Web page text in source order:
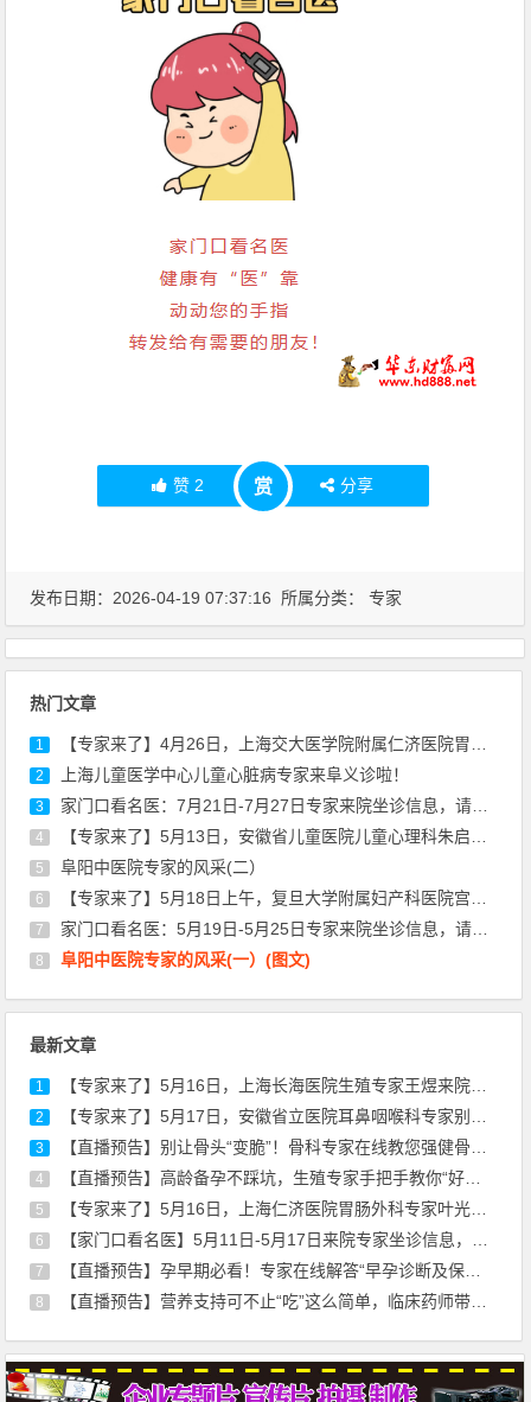
赞 2 赏 分享
发布日期：2026-04-19 07:37:16 所属分类：专家
热门文章
1 【专家来了】4月26日，上海交大医学院附属仁济医院胃肠外科专家陈建军来院坐诊
2 上海儿童医学中心儿童心脏病专家来阜义诊啦！
3 家门口看名医：7月21日-7月27日专家来院坐诊信息，请查收！
4 【专家来了】5月13日，安徽省儿童医院儿童心理科朱启东医生来院坐诊通知
5 阜阳中医院专家的风采(二）
6 【专家来了】5月18日上午，复旦大学附属妇产科医院宫颈疾病专家丰华来院坐诊通知
7 家门口看名医：5月19日-5月25日专家来院坐诊信息，请查收！
8 阜阳中医院专家的风采(一）(图文)
最新文章
1 【专家来了】5月16日，上海长海医院生殖专家王煜来院通知
2 【专家来了】5月17日，安徽省立医院耳鼻咽喉科专家别远志来院坐诊通知
3 【直播预告】别让骨头“变脆”！骨科专家在线教您强健骨骼，远离骨折风险
4 【直播预告】高龄备孕不踩坑，生殖专家手把手教你“好孕”秘诀！
5 【专家来了】5月16日，上海仁济医院胃肠外科专家叶光耀来院坐诊通知
6 【家门口看名医】5月11日-5月17日来院专家坐诊信息，请查收！
7 【直播预告】孕早期必看！专家在线解答“早孕诊断及保胎治疗”
8 【直播预告】营养支持可不止“吃”这么简单，临床药师带你走出误区